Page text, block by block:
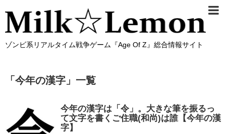
ゾンビ系リアルタイム戦争ゲーム『Age Of Z』総合情報サイト
「 今年の漢字 」 一覧
今年の漢字は「令」。大きな筆を振るっ
て文字を書くご住職(和尚)は誰【今年の漢
字】